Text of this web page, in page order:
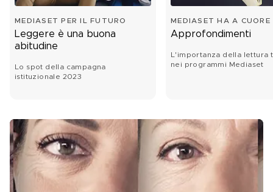
MEDIASET PER IL FUTURO
Leggere è una buona
abitudine
Lo spot della campagna
istituzionale 2023
MEDIASET HA A CUORE
FUTURO
Approfondimenti
L'importanza della lettura
nei programmi Mediaset